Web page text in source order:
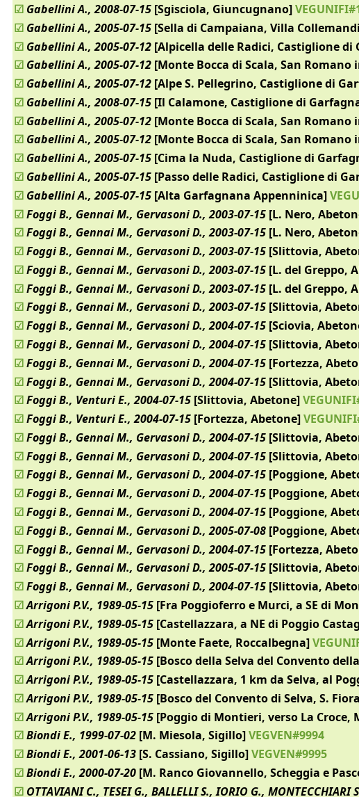
☑ Gabellini A., 2008-07-15[Sgisciola, Giuncugnano]
☑ Gabellini A., 2005-07-15[Sella di Campaiana, Villa
☑ Gabellini A., 2005-07-12[Alpicella delle Radici, Castiglione di
☑ Gabellini A., 2005-07-12[Monte Bocca di Scala, San Romano
☑ Gabellini A., 2005-07-12[Alpe S. Pellegrino, Castiglione di
☑ Gabellini A., 2008-07-15[Il Calamone, Castiglione di
☑ Gabellini A., 2005-07-12[Monte Bocca di Scala, San Romano
☑ Gabellini A., 2005-07-12[Monte Bocca di Scala, San Romano
☑ Gabellini A., 2005-07-15[Cima la Nuda, Castiglione di
☑ Gabellini A., 2005-07-15[Passo delle Radici, Castiglione di
☑ Gabellini A., 2005-07-15[Alta Garfagnana Appenninica]
☑ Foggi B., Gennai M., Gervasoni D., 2003-07-15[L. Nero,
☑ Foggi B., Gennai M., Gervasoni D., 2003-07-15[L. Nero,
☑ Foggi B., Gennai M., Gervasoni D., 2003-07-15[Slittovia,
☑ Foggi B., Gennai M., Gervasoni D., 2003-07-15[L. del Greppo,
☑ Foggi B., Gennai M., Gervasoni D., 2003-07-15[L. del Greppo,
☑ Foggi B., Gennai M., Gervasoni D., 2003-07-15[Slittovia,
☑ Foggi B., Gennai M., Gervasoni D., 2004-07-15[Sciovia,
☑ Foggi B., Gennai M., Gervasoni D., 2004-07-15[Slittovia,
☑ Foggi B., Gennai M., Gervasoni D., 2004-07-15[Fortezza,
☑ Foggi B., Gennai M., Gervasoni D., 2004-07-15[Slittovia,
☑ Foggi B., Venturi E., 2004-07-15[Slittovia, Abetone]
☑ Foggi B., Venturi E., 2004-07-15[Fortezza, Abetone]
☑ Foggi B., Gennai M., Gervasoni D., 2004-07-15[Slittovia,
☑ Foggi B., Gennai M., Gervasoni D., 2004-07-15[Slittovia,
☑ Foggi B., Gennai M., Gervasoni D., 2004-07-15[Poggione,
☑ Foggi B., Gennai M., Gervasoni D., 2004-07-15[Poggione,
☑ Foggi B., Gennai M., Gervasoni D., 2004-07-15[Poggione,
☑ Foggi B., Gennai M., Gervasoni D., 2005-07-08[Poggione,
☑ Foggi B., Gennai M., Gervasoni D., 2004-07-15[Fortezza,
☑ Foggi B., Gennai M., Gervasoni D., 2005-07-15[Slittovia,
☑ Foggi B., Gennai M., Gervasoni D., 2004-07-15[Slittovia,
☑Arrigoni P.V., 1989-05-15[Fra Poggioferro e Murci, a SE di
☑Arrigoni P.V., 1989-05-15[Castellazzara, a NE di Poggio
☑Arrigoni P.V., 1989-05-15[Monte Faete, Roccalbegna]
☑Arrigoni P.V., 1989-05-15[Bosco della Selva del Convento
☑Arrigoni P.V., 1989-05-15[Castellazzara, 1 km da Selva, al
☑Arrigoni P.V., 1989-05-15[Bosco del Convento di Selva, S.
☑Arrigoni P.V., 1989-05-15[Poggio di Montieri, verso La Croce,
☑ Biondi E., 1999-07-02[M. Miesola, Sigillo]VEGVEN#9994
☑ Biondi E., 2001-06-13[S. Cassiano, Sigillo]VEGVEN#9995
☑ Biondi E., 2000-07-20[M. Ranco Giovannello, Scheggia e
☑ OTTAVIANI C., TESEI G., BALLELLI S., IORIO G., MONTECCHIARI